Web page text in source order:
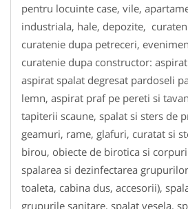
pentru locuinte case, vile,
industriala, hale, depozite,
curatenie dupa petreceri,
curatenie dupa constructor:
aspirat spalat degresat pardoseli
lemn, aspirat praf pe pereti si
tapiterii scaune, spalat si sters de
geamuri, rame, glafuri, curatat si
birou, obiecte de birotica si
spalarea si dezinfectarea
toaleta, cabina dus, accesorii),
grupurile sanitare, spalat vesela,